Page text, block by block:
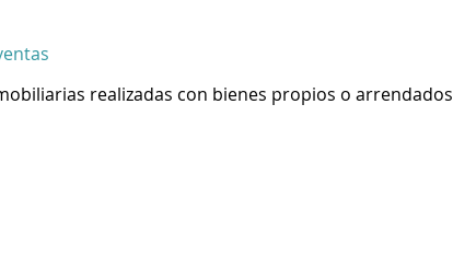
realizadas con bienes propios o arrendados